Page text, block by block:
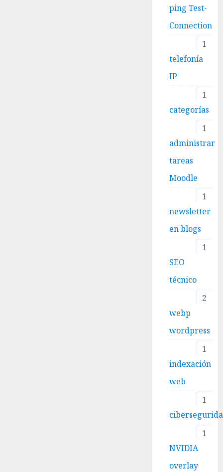
ping Test-
Connection
1
telefonía
IP
1
categorías
1
administrar
tareas
Moodle
1
newsletter
en blogs
1
SEO
técnico
2
webp
wordpress
1
indexación
web
1
1
NVIDIA
overlay